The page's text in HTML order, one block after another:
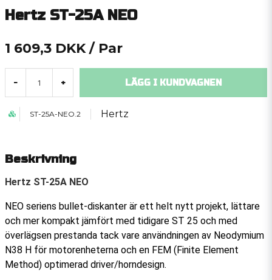
Hertz ST-25A NEO
1 609,3 DKK / Par
- + LÄGG I KUNDVAGNEN
ST-25A-NEO.2 Hertz
Beskrivning
Hertz ST-25A NEO
NEO seriens bullet-diskanter är ett helt nytt projekt, lättare
och mer kompakt jämfört med tidigare ST 25 och med
överlägsen prestanda tack vare användningen av Neodymium
N38 H för motorenheterna och en FEM (Finite Element
Method) optimerad driver/horndesign.